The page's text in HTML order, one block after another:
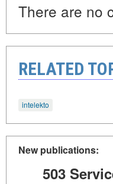
There are no
RELATED
intelekto
New publications:
503